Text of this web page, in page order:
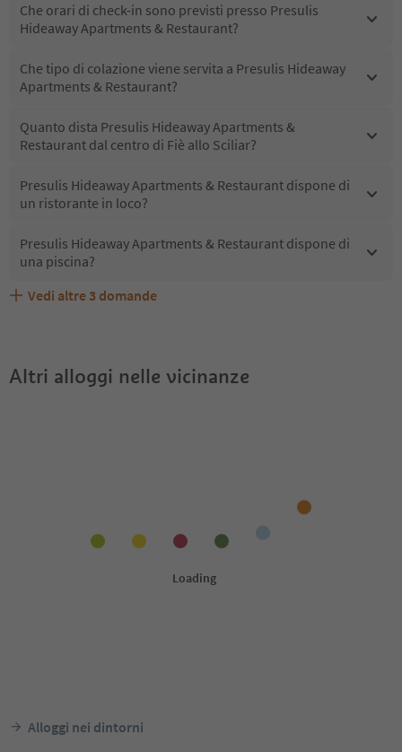
Che orari di check-in sono previsti presso Presulis
Hideaway Apartments & Restaurant?
Che tipo di colazione viene servita a Presulis Hideaway
Apartments & Restaurant?
Quanto dista Presulis Hideaway Apartments &
Restaurant dal centro di Fiè allo Sciliar?
Presulis Hideaway Apartments & Restaurant dispone di
un ristorante in loco?
Presulis Hideaway Apartments & Restaurant dispone di
una piscina?
Presulis Hideaway Apartments & Restaurant accetta
Quali servizi/attività sono disponibili presso Presulis
Gli ospiti di Presulis Hideaway Apartments & Restaurant
Vedi altre 3 domande
Altri alloggi nelle vicinanze
Alloggi nei dintorni